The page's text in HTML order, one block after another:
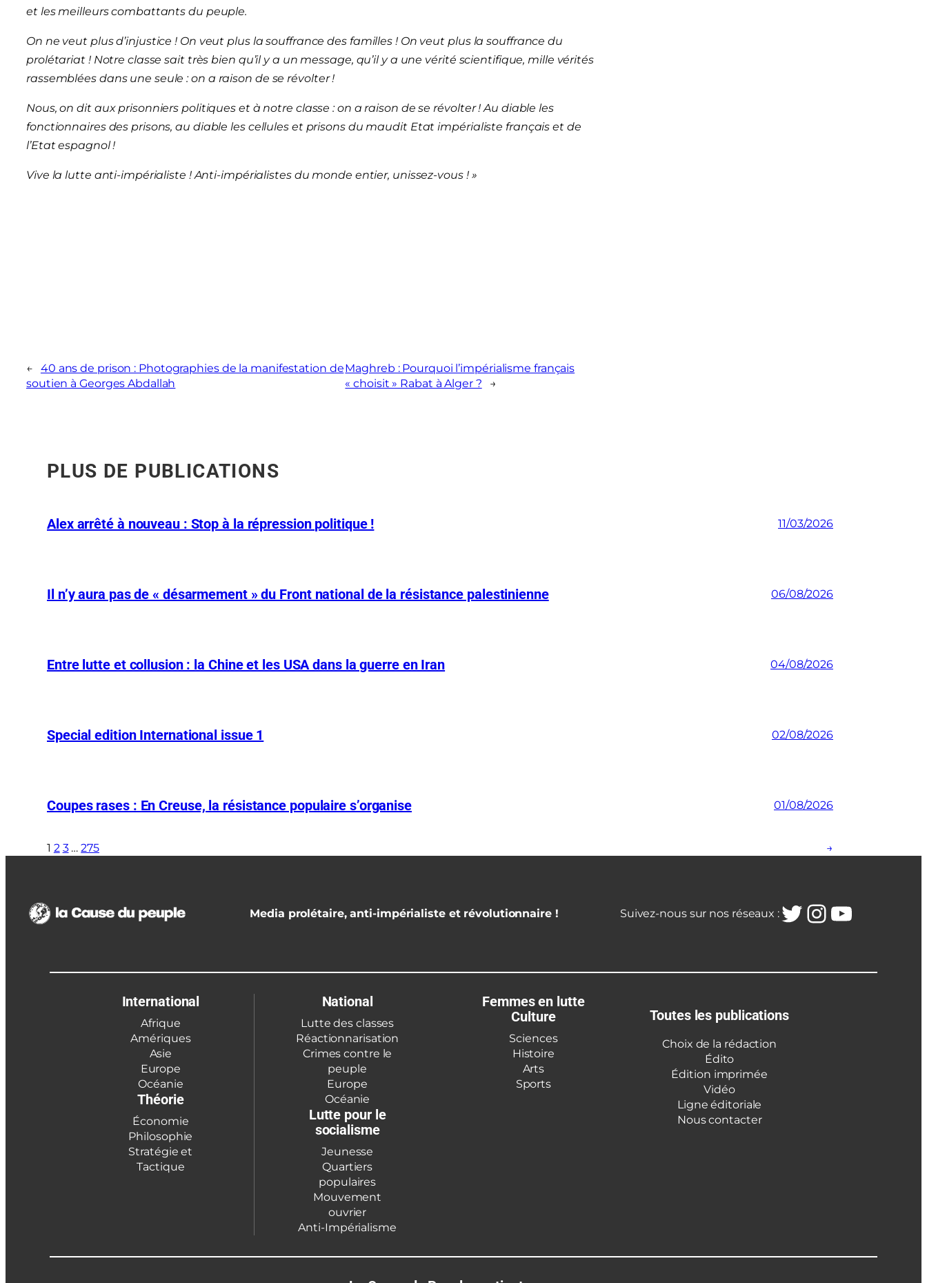
et les meilleurs combattants du peuple.
On ne veut plus d’injustice ! On veut plus la souffrance des familles ! On veut plus la souffrance du
prolétariat ! Notre classe sait très bien qu’il y a un message, qu’il y a une vérité scientifique, mille vérités
rassemblées dans une seule : on a raison de se révolter !
Nous, on dit aux prisonniers politiques et à notre classe : on a raison de se révolter ! Au diable les
fonctionnaires des prisons, au diable les cellules et prisons du maudit Etat impérialiste français et de
l’Etat espagnol !
Vive la lutte anti-impérialiste ! Anti-impérialistes du monde entier, unissez-vous ! »
←
40 ans de prison : Photographies de la manifestation de
soutien à Georges Abdallah
Maghreb : Pourquoi l’impérialisme français
« choisit » Rabat à Alger ?
→
PLUS DE PUBLICATIONS
Alex arrêté à nouveau : Stop à la répression politique ! 11/03/2026
Il n’y aura pas de « désarmement » du Front national de la résistance palestinienne 06/08/2026
Entre lutte et collusion : la Chine et les USA dans la guerre en Iran 04/08/2026
Special edition International issue 1 02/08/2026
Coupes rases : En Creuse, la résistance populaire s’organise 01/08/2026
1 2 3 … 275 →
Media prolétaire, anti-impérialiste et révolutionnaire ! Suivez-nous sur nos réseaux :Twitter
International
Afrique
Amériques
Asie
Europe
Océanie
Théorie
Économie
Philosophie
Stratégie et
Tactique
National
Lutte des classes
Réactionnarisation
Crimes contre le
peuple
Europe
Océanie
Lutte pour le
socialisme
Jeunesse
Quartiers
populaires
Mouvement
ouvrier
Anti-Impérialisme
Femmes en lutte
Culture
Sciences
Histoire
Arts
Sports
Toutes les publications
Choix de la rédaction
Édito
Édition imprimée
Vidéo
Ligne éditoriale
Nous contacter